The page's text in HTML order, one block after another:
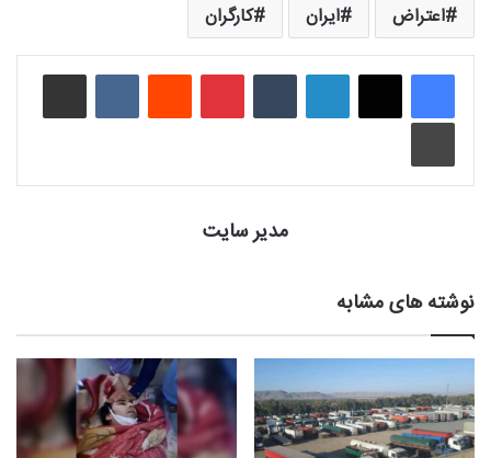
اعتراض ایران کارگران
لینکدین ‫پین‌ترست ‫رددیت
چاپ
مدیر سایت
نوشته های مشابه